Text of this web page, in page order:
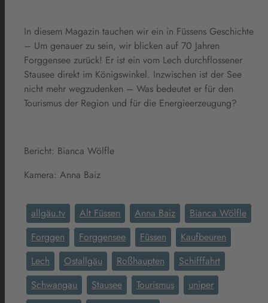
In diesem Magazin tauchen wir ein in Füssens Geschichte
– Um genauer zu sein, wir blicken auf 70 Jahren
Forggensee zurück! Er ist ein vom Lech durchflossener
Stausee direkt im Königswinkel. Inzwischen ist der See
nicht mehr wegzudenken – Was bedeutet er für den
Tourismus der Region und für die Energieerzeugung?
Bericht: Bianca Wölfle
Kamera: Anna Baiz
allgäu.tv Alt Füssen Anna Baiz
Bianca Wölfle
Forggen
Forggensee Füssen
Kaufbeuren
Lech
Ostallgäu Roßhaupten
Schifffahrt
Schwangau
Stausee Tourismus
uniper